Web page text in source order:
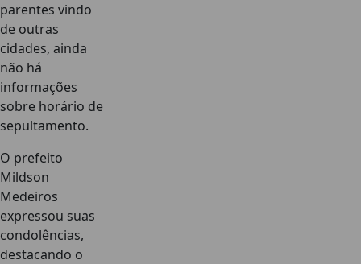
parentes vindo
de outras
cidades, ainda
não há
informações
sobre horário de
sepultamento.
O prefeito
Mildson
Medeiros
expressou suas
condolências,
destacando o